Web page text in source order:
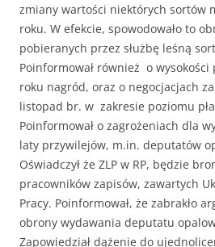
zmiany wartości niektórych sortów
roku. W efekcie, spowodowało to
pobieranych przez służbę leśną
Poinformował również o
roku nagród, oraz o negocjacjach
listopad br. w zakresie poziomu
Poinformował o zagrożeniach dla
laty przywilejów, m.in. deputatów
Oświadczył że ZLP w RP, będzie
pracowników zapisów, zawartych
Pracy. Poinformował, że zabrakło
obrony wydawania deputatu
Zapowiedział dążenie do